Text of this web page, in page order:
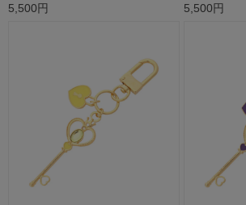
5,500円 5,500円